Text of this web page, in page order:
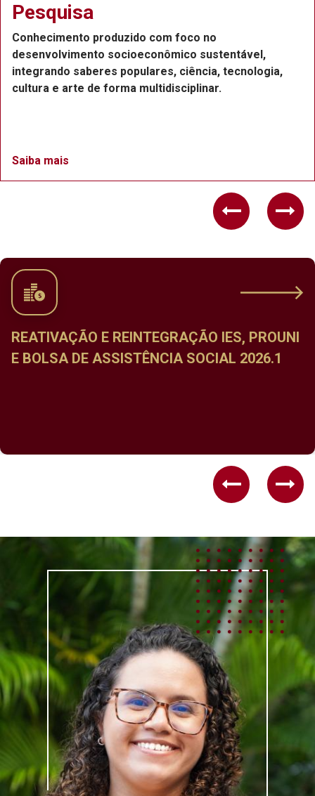
Pesquisa
Conhecimento produzido com foco no
desenvolvimento socioeconômico sustentável,
integrando saberes populares, ciência, tecnologia,
cultura e arte de forma multidisciplinar.
Saiba mais
Previous
REATIVAÇÃO E REINTEGRAÇÃO IES, PROUNI
E BOLSA DE ASSISTÊNCIA SOCIAL 2026.1
Previous